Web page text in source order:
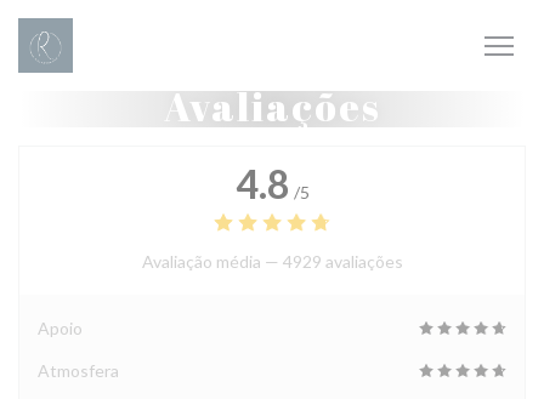
Painel de Gerenciamento de Cookies
Avaliações
4.8 /5
Avaliação média — 4929 avaliações
Apoio
Atmosfera